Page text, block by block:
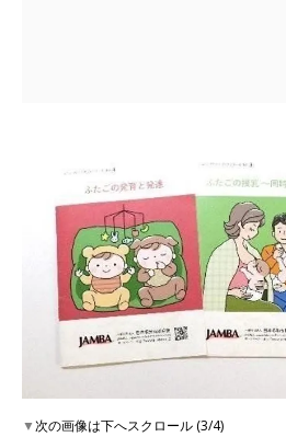
▼次の画像は下へスクロール (3/4)